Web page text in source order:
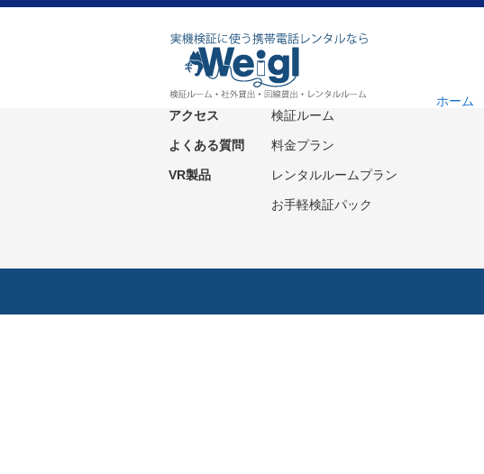
ホーム
ホーム
アクセス
よくある質問
VR製品
サービス紹介
社外貸出プラン
検証ルーム
料金プラン
レンタルルームプラン
お手軽検証パック